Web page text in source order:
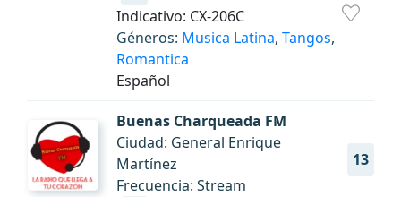
Indicativo: CX-206C
Géneros: Musica Latina, Tangos,
Romantica
Español
Buenas Charqueada FM
13
Ciudad: General Enrique
Martínez
Frecuencia: Stream